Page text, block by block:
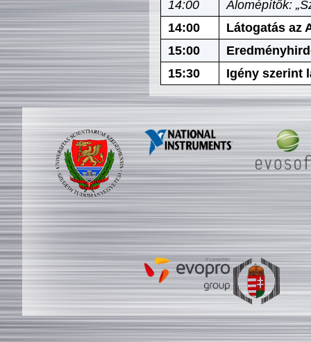
14:00
Álomépítők:
14:00
Látogatás az
15:00
15:30
Igény szerint